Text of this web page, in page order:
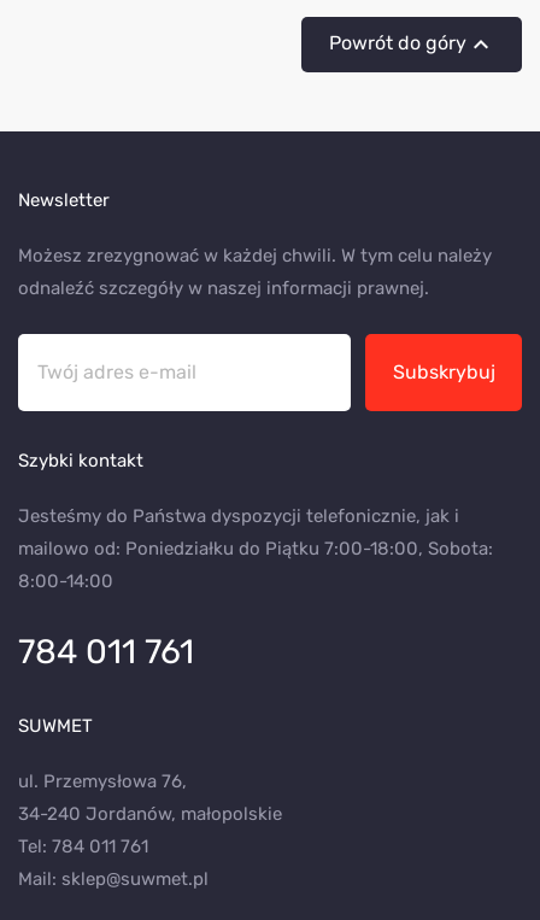
Powrót do góry
Newsletter
Możesz zrezygnować w każdej chwili. W tym celu należy
odnaleźć szczegóły w naszej informacji prawnej.
Subskrybuj
Szybki kontakt
Jesteśmy do Państwa dyspozycji telefonicznie, jak i
mailowo od: Poniedziałku do Piątku 7:00-18:00, Sobota:
8:00-14:00
784 011 761
SUWMET
ul. Przemysłowa 76,
34-240 Jordanów, małopolskie
Tel: 784 011 761
Mail: sklep@suwmet.pl